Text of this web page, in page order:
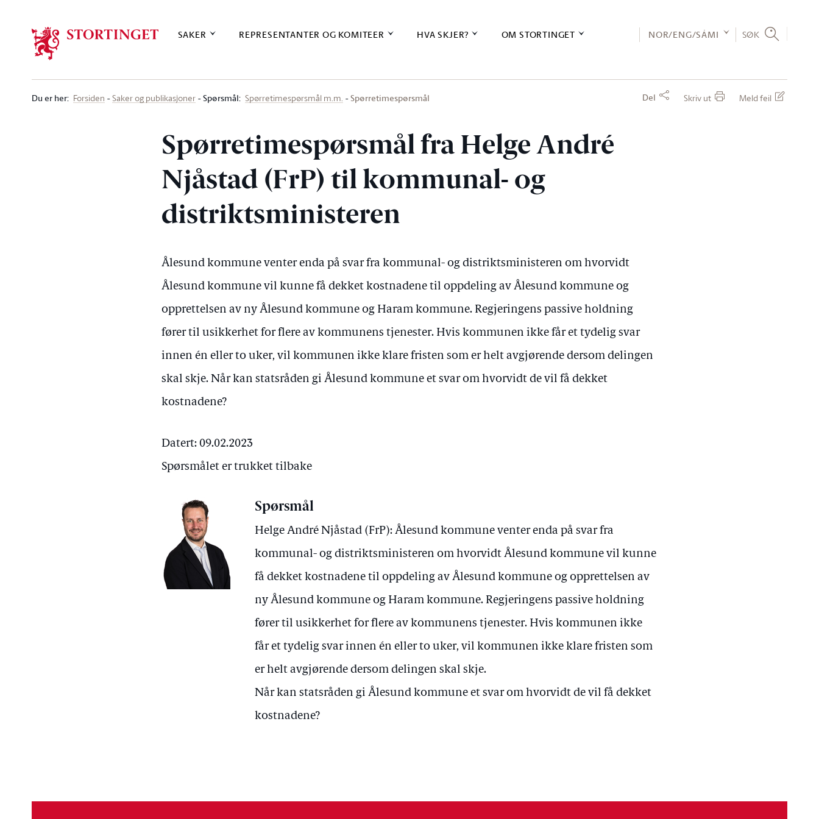
SAKER REPRESENTANTER OG KOMITEER HVA SKJER? OM STORTINGET NOR/ENG/SÁMI SØK
Du er her: Forsiden Saker og publikasjoner Spørsmål: Spørretimespørsmål m.m. Spørretimespørsmål Del Skriv ut Meld feil
Spørretimespørsmål fra Helge André
Njåstad (FrP) til kommunal- og
distriktsministeren
Ålesund kommune venter enda på svar fra kommunal- og distriktsministeren om hvorvidt
Ålesund kommune vil kunne få dekket kostnadene til oppdeling av Ålesund kommune og
opprettelsen av ny Ålesund kommune og Haram kommune. Regjeringens passive holdning
fører til usikkerhet for flere av kommunens tjenester. Hvis kommunen ikke får et tydelig svar
innen én eller to uker, vil kommunen ikke klare fristen som er helt avgjørende dersom delingen
skal skje. Når kan statsråden gi Ålesund kommune et svar om hvorvidt de vil få dekket
kostnadene?
Datert: 09.02.2023
Spørsmålet er trukket tilbake
Spørsmål
Helge André Njåstad (FrP): Ålesund kommune venter enda på svar fra
kommunal- og distriktsministeren om hvorvidt Ålesund kommune vil kunne
få dekket kostnadene til oppdeling av Ålesund kommune og opprettelsen av
ny Ålesund kommune og Haram kommune. Regjeringens passive holdning
fører til usikkerhet for flere av kommunens tjenester. Hvis kommunen ikke
får et tydelig svar innen én eller to uker, vil kommunen ikke klare fristen som
er helt avgjørende dersom delingen skal skje.
Når kan statsråden gi Ålesund kommune et svar om hvorvidt de vil få dekket
kostnadene?